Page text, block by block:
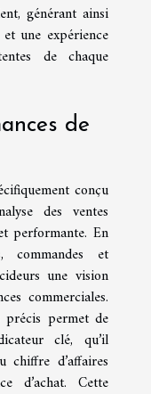
générant ainsi
une expérience
de chaque
de
conçu
des ventes
performante. En
commandes et
une vision
commerciales.
précis permet de
clé, qu’il
chiffre d’affaires
d’achat. Cette